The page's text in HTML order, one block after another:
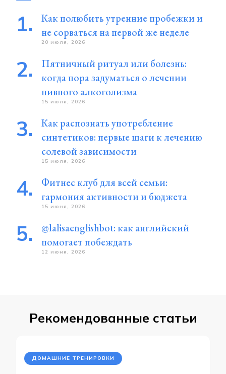
Как полюбить утренние пробежки и
не сорваться на первой же неделе
20 июля, 2026
Пятничный ритуал или болезнь:
когда пора задуматься о лечении
пивного алкоголизма
15 июля, 2026
Как распознать употребление
синтетиков: первые шаги к лечению
солевой зависимости
15 июля, 2026
Фитнес клуб для всей семьи:
гармония активности и бюджета
15 июня, 2026
@lalisaenglishbot: как английский
помогает побеждать
12 июня, 2026
Рекомендованные статьи
ДОМАШНИЕ ТРЕНИРОВКИ